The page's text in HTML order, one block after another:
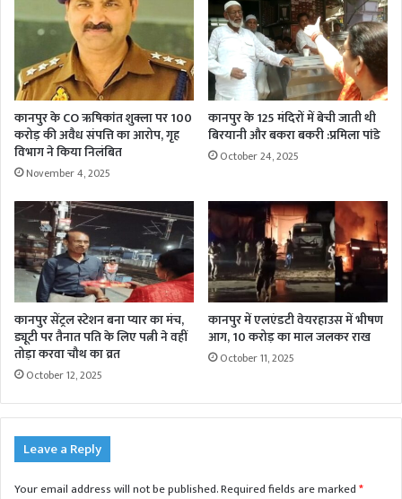
कानपुर के CO ऋषिकांत शुक्ला पर 100
करोड़ की अवैध संपत्ति का आरोप, गृह
विभाग ने किया निलंबित
November 4, 2025
कानपुर के 125 मंदिरों में बेची जाती थी
बिरयानी और बकरा बकरी :प्रमिला पांडे
October 24, 2025
कानपुर सेंट्रल स्टेशन बना प्यार का मंच,
ड्यूटी पर तैनात पति के लिए पत्नी ने वहीं
तोड़ा करवा चौथ का व्रत
October 12, 2025
कानपुर में एलएंडटी वेयरहाउस में भीषण
आग, 10 करोड़ का माल जलकर राख
October 11, 2025
Leave a Reply
Your email address will not be published.Required fields are marked*